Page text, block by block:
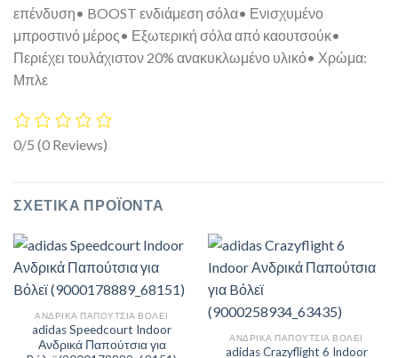
επένδυση• BOOST ενδιάμεση σόλα• Ενισχυμένο
μπροστινό μέρος• Εξωτερική σόλα από καουτσούκ•
Περιέχει τουλάχιστον 20% ανακυκλωμένο υλικό• Χρώμα:
Μπλε
0/5 (0 Reviews)
ΣΧΕΤΙΚΆ ΠΡΟΪΌΝΤΑ
ΑΝΔΡΙΚΆ ΠΑΠΟΎΤΣΙΑ ΒΌΛΕΙ
adidas Speedcourt Indoor
Ανδρικά Παπούτσια για
ΑΝΔΡΙΚΆ ΠΑΠΟΎΤΣΙΑ ΒΌΛΕΙ
adidas Crazyflight 6 Indoor